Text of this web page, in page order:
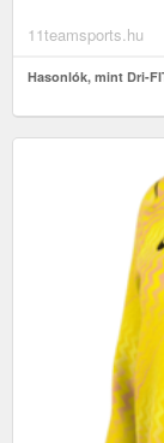
11teamsports.hu
Hasonlók, mint Dri-